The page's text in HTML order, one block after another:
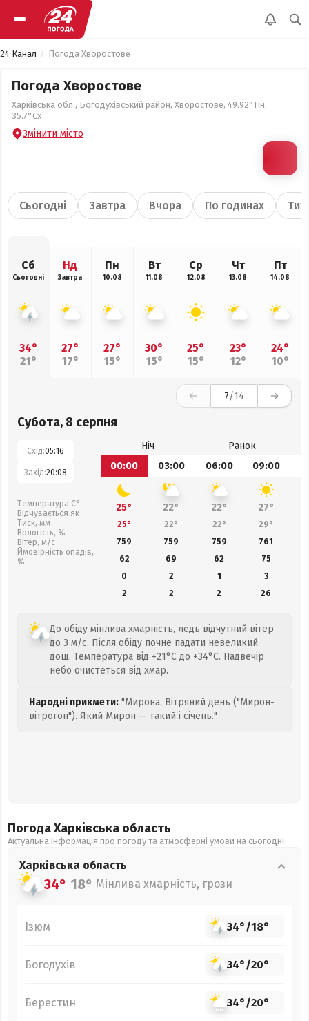
24 Канал Погода Хворостове
Погода Хворостове
Харківська обл., Богодухівський район, Хворостове, 49.92°Пн,
35.7°Сх
Змінити місто
Сьогодні Завтра Вчора По годинах
Сб
Сьогодні
34°
21°
Нд
Завтра
27°
17°
Пн
10.08
27°
15°
Вт
11.08
30°
15°
Ср
12.08
25°
15°
Чт
13.08
23°
12°
Пт
14.08
24°
10°
7/14
Субота, 8 серпня
Схід:05:16
Захід:20:08
Температура С°
Відчувається як
Тиск, мм
Вологість, %
Вітер, м/с
Ймовірність опадів,
%
Ніч
Ранок
00:00
03:00 06:00 09:00
25° 22° 22° 27°
25° 22° 22° 29°
759
759 759 761
62
69 62 75
0
2 1
3
2
2 2 26
До обіду мінлива хмарність, ледь відчутний вітер
до 3 м/с. Після обіду почне падати невеликий
дощ. Температура від +21°C до +34°C. Надвечір
небо очистеться від хмар.
Народні прикмети: "Мирона. Вітряний день ("Мирон-
вітрогон"). Який Мирон — такий і січень."
Погода Харківська область
Актуальна інформація про погоду та атмосферні умови на сьогодні
Харківська область
34° 18° Мінлива хмарність, грози
Ізюм 34°/18°
Богодухів 34°/20°
Берестин 34°/20°